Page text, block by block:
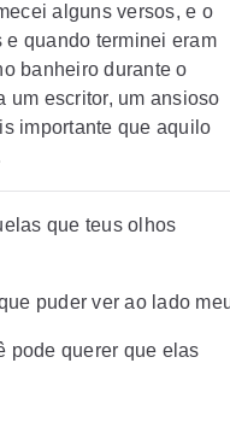
alguns versos, e o
quando terminei eram
banheiro durante o
um escritor, um ansioso
importante que aquilo
que teus olhos
puder ver ao lado
pode querer que elas